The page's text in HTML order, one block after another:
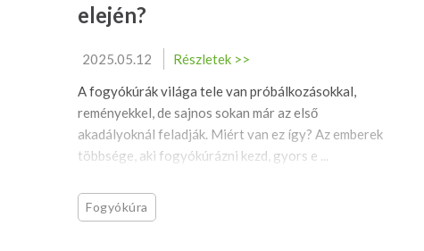
elején?
2025.05.12
Részletek >>
A fogyókúrák világa tele van próbálkozásokkal,
reményekkel, de sajnos sokan már az első
akadályoknál feladják. Miért van ez így? Az emberek
többsége, aki fogyókúrázni kezd, gyors e ...
Fogyókúra